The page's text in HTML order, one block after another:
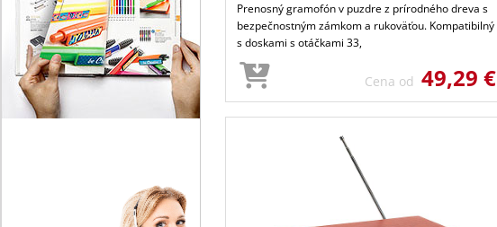
Prenosný gramofón v puzdre z prírodného dreva s
bezpečnostným zámkom a rukoväťou. Kompatibilný
s doskami s otáčkami 33,
Cena od 49,29 €